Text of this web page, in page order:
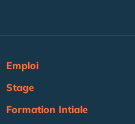
Emploi
Stage
Formation Intiale